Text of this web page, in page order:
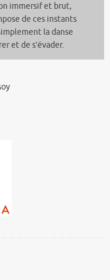
immersif et brut,
de ces instants
la danse
et de s’évader.